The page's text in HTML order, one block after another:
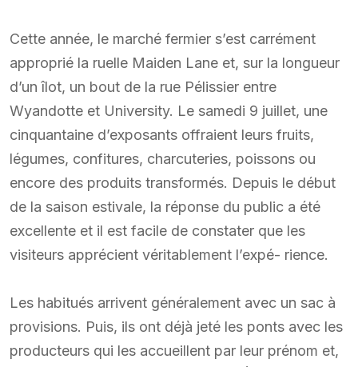
Cette année, le marché fermier s’est carrément
approprié la ruelle Maiden Lane et, sur la longueur
d’un îlot, un bout de la rue Pélissier entre
Wyandotte et University. Le samedi 9 juillet, une
cinquantaine d’exposants offraient leurs fruits,
légumes, confitures, charcuteries, poissons ou
encore des produits transformés. Depuis le début
de la saison estivale, la réponse du public a été
excellente et il est facile de constater que les
visiteurs apprécient véritablement l’expé- rience.
Les habitués arrivent généralement avec un sac à
provisions. Puis, ils ont déjà jeté les ponts avec les
producteurs qui les accueillent par leur prénom et,